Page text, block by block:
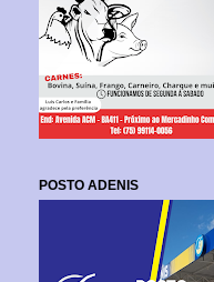
POSTO ADENIS